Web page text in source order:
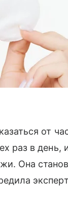
от
раз в день,
Она